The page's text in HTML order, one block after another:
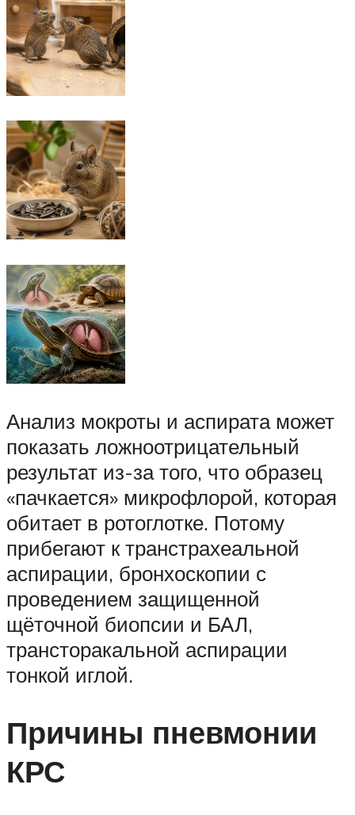
Анализ мокроты и аспирата может
показать ложноотрицательный
результат из-за того, что образец
«пачкается» микрофлорой, которая
обитает в ротоглотке. Потому
прибегают к транстрахеальной
аспирации, бронхоскопии с
проведением защищенной
щёточной биопсии и БАЛ,
трансторакальной аспирации
тонкой иглой.
Причины пневмонии
КРС